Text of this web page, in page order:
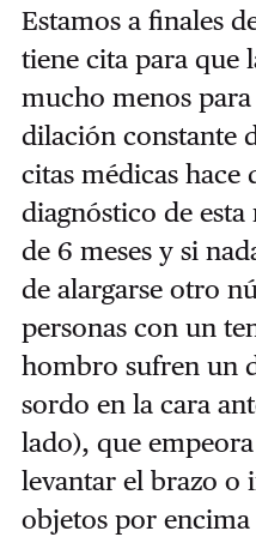
Estamos a finales
tiene cita para que
mucho menos
dilación constante
citas médicas hace
diagnóstico de esta
de 6 meses y si
de alargarse otro
personas con un
hombro sufren un
sordo en la cara
lado), que
levantar el brazo o
objetos por encima